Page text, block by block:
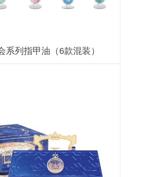
系列指甲油（6款混装）